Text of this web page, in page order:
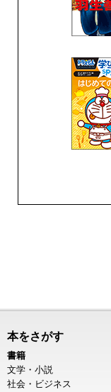
本をさがす
書籍
文学・小説
社会・ビジネス